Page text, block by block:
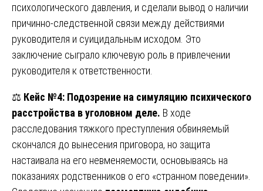
психологического давления, и сделали вывод о наличии
причинно-следственной связи между действиями
руководителя и суицидальным исходом. Это
заключение сыграло ключевую роль в привлечении
руководителя к ответственности.
⚖️ Кейс №4: Подозрение на симуляцию психического
расстройства в уголовном деле. В ходе
расследования тяжкого преступления обвиняемый
скончался до вынесения приговора, но защита
настаивала на его невменяемости, основываясь на
показаниях родственников о его «странном поведении».